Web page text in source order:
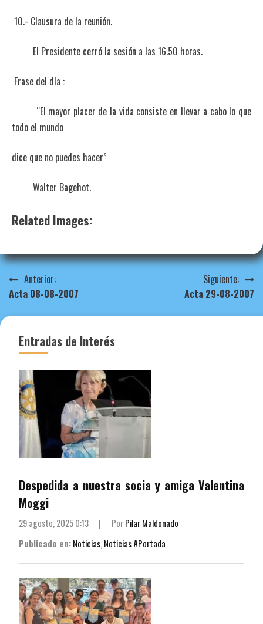
10.- Clausura de la reunión.
El Presidente cerró la sesión a las 16.50 horas.
Frase del día :
“El mayor placer de la vida consiste en llevar a cabo lo que
todo el mundo
dice que no puedes hacer”
Walter Bagehot.
Related Images:
Navegación
de
Anterior:
Acta 08-08-2007
Siguiente:
Acta 29-08-2007
Entradas de Interés
Despedida a nuestra socia y amiga Valentina
Moggi
29 agosto, 2025 0:13 | PorPilar Maldonado
Publicado en:Noticias, Noticias #Portada